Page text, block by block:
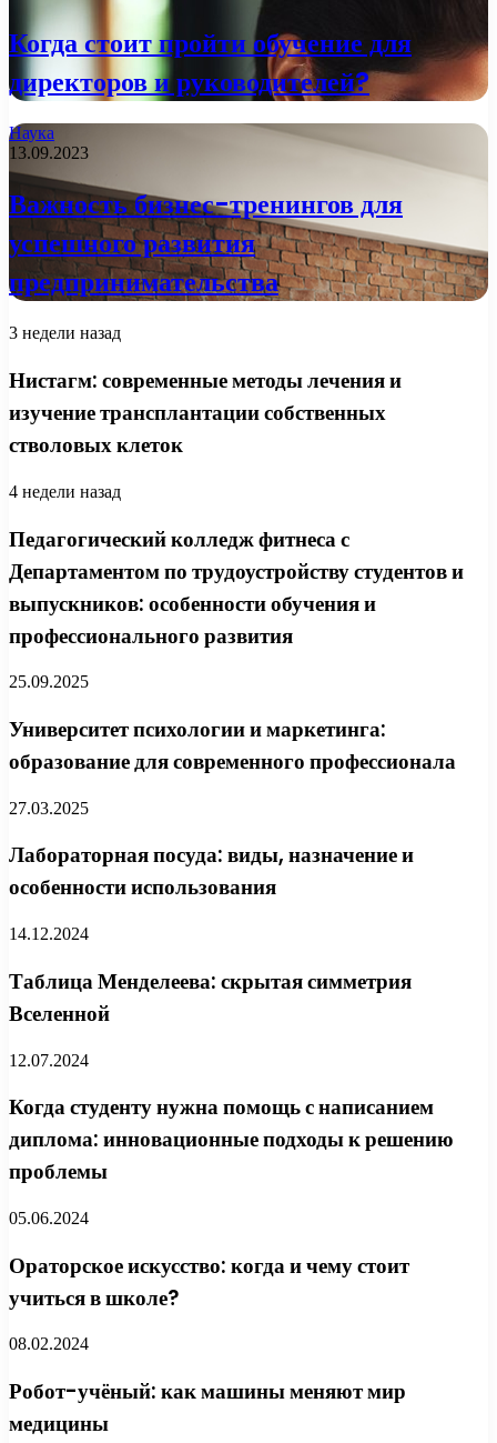
Когда стоит пройти обучение для
директоров и руководителей?
Наука
13.09.2023
Важность бизнес-тренингов для
успешного развития
предпринимательства
3 недели назад
Нистагм: современные методы лечения и
изучение трансплантации собственных
стволовых клеток
4 недели назад
Педагогический колледж фитнеса с
Департаментом по трудоустройству студентов и
выпускников: особенности обучения и
профессионального развития
25.09.2025
Университет психологии и маркетинга:
образование для современного профессионала
27.03.2025
Лабораторная посуда: виды, назначение и
особенности использования
14.12.2024
Таблица Менделеева: скрытая симметрия
Вселенной
12.07.2024
Когда студенту нужна помощь с написанием
диплома: инновационные подходы к решению
проблемы
05.06.2024
Ораторское искусство: когда и чему стоит
учиться в школе?
08.02.2024
Робот-учёный: как машины меняют мир
медицины